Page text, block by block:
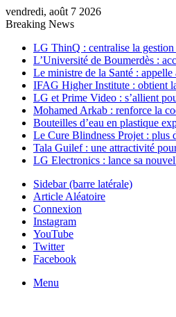
vendredi, août 7 2026
Breaking News
LG ThinQ : centralise la
L’Université de Boumerdès :
Le ministre de la Santé :
IFAG Higher Institute : obtient
LG et Prime Video : s’allient
Mohamed Arkab : renforce la
Bouteilles d’eau en plastique
Le Cure Blindness Projet : plus
Tala Guilef : une attractivité
LG Electronics : lance sa
Sidebar (barre latérale)
Article Aléatoire
Connexion
Instagram
YouTube
Twitter
Facebook
Menu